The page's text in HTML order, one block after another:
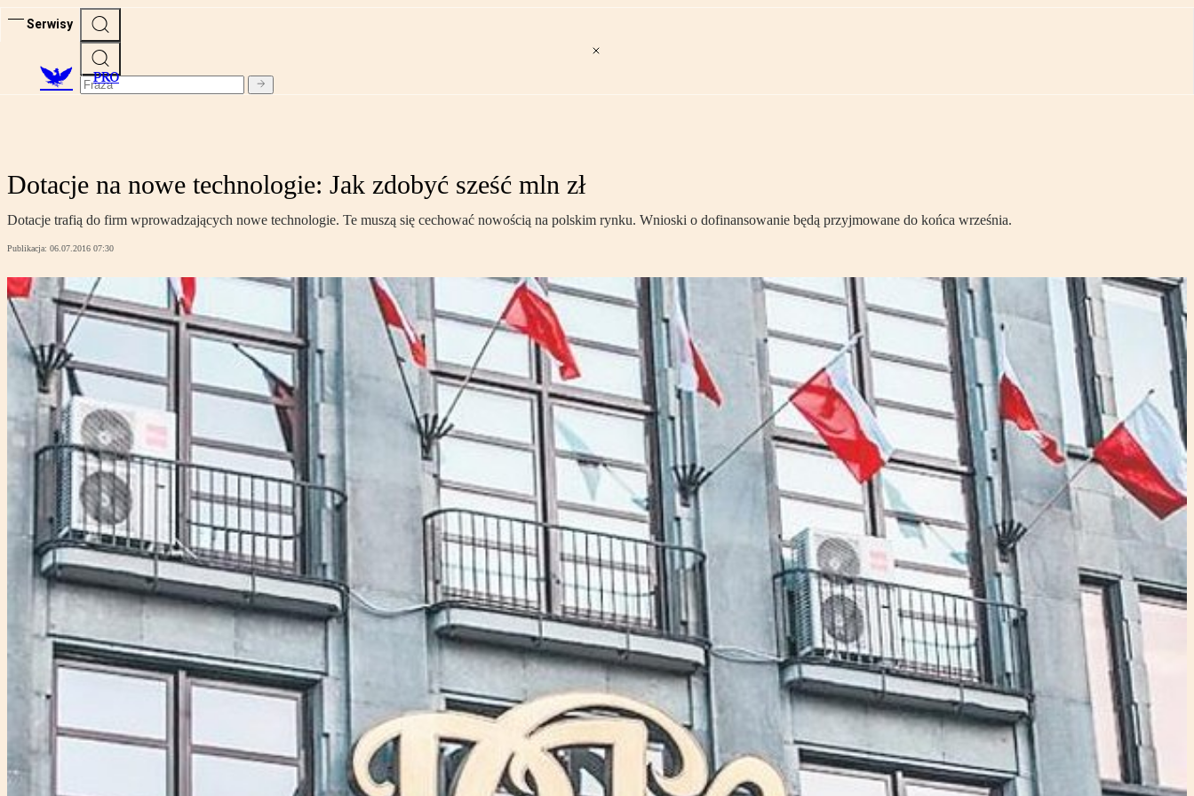
Serwisy
PRO
Dotacje na nowe technologie: Jak zdobyć sześć mln zł
Dotacje trafią do firm wprowadzających nowe technologie. Te muszą się cechować nowością na polskim rynku. Wnioski o dofinansowanie będą przyjmowane do końca września.
Publikacja: 06.07.2016 07:30